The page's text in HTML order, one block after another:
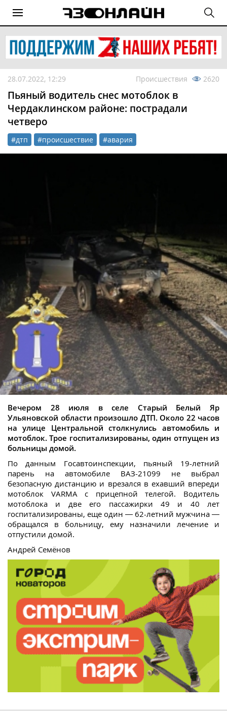
28.07.2022, 12:29 Происшествия 2620
Пьяный водитель снес мотоблок в
Чердаклинском районе: пострадали
четверо
#дтп #происшествие #авария
Вечером 28 июля в селе Старый Белый Яр
Ульяновской области произошло ДТП. Около 22 часов
на улице Центральной столкнулись автомобиль и
мотоблок. Трое госпитализированы, один отпущен из
больницы домой.
По данным Госавтоинспекции, пьяный 19-летний
парень на автомобиле ВАЗ-21099 не выбрал
безопасную дистанцию и врезался в ехавший впереди
мотоблок VARMA с прицепной телегой. Водитель
мотоблока и две его пассажирки 49 и 40 лет
госпитализированы, еще один — 62-летний мужчина —
обращался в больницу, ему назначили лечение и
отпустили домой.
Андрей Семёнов